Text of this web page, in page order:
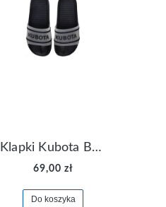
Klapki Kubota Basenowe Gel Czarne
69,00 zł
Do koszyka